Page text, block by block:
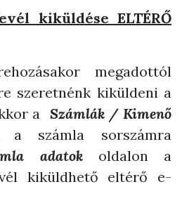
kiküldése ELTÉRŐ
megadottól
szeretnénk kiküldeni a
a Számlák / Kimenő
a számla sorszámra
adatokoldalon a
kiküldhető eltérő e-